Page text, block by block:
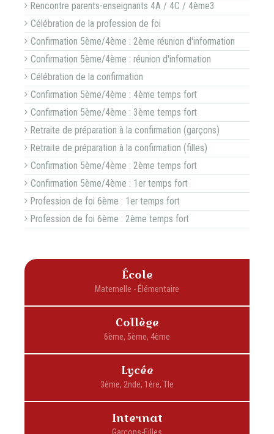
Rencontre parents-enseignants 4A / 4C / 4ème3
Célébration de la profession de foi
Confirmation 5ème/4ème : 2ème réunion d'information
Confirmation 5ème/4ème : réunion d'information
Célébration de la confirmation
Confirmation 5ème/4ème : 4ème temps fort
Confirmation 5ème/4ème : 3ème temps fort
Retraite de préparation à la confirmation (garçons)
Retraite de préparation à la confirmation (filles)
Confirmation 5ème/4ème : 2ème temps fort
Confirmation 5ème/4ème : 1er temps fort
Profession de foi 6ème : 1er temps fort
Profession de foi 6ème : 2ème temps fort
École
Collège
Lycée
Internat